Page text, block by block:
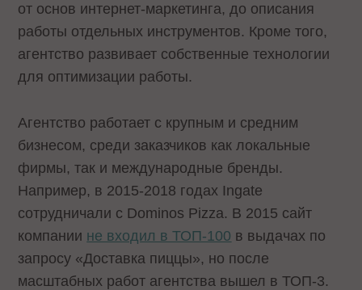
от основ интернет-маркетинга, до описания
работы отдельных инструментов. Кроме того,
агентство развивает собственные технологии
для оптимизации работы.
Агентство работает с крупным и средним
бизнесом, среди заказчиков как локальные
фирмы, так и международные бренды.
Например, в 2015-2018 годах Ingate
сотрудничали с Dominos Pizza. В 2015 сайт
компании не входил в ТОП-100 в выдачах по
запросу «Доставка пиццы», но после
масштабных работ агентства вышел в ТОП-3.